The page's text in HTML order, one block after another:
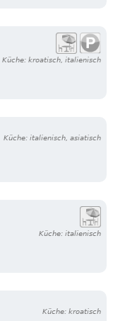
Küche: kroatisch, italienisch
Küche: italienisch, asiatisch
Küche: italienisch
Küche: kroatisch